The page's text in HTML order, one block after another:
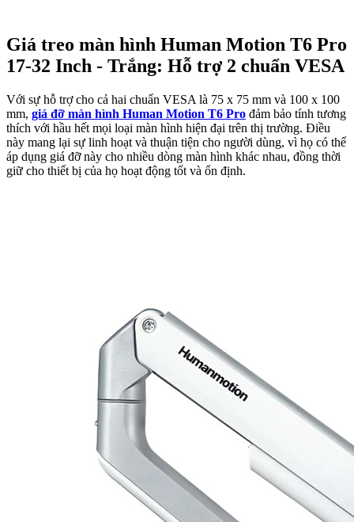
Giá treo màn hình Human Motion T6 Pro
17-32 Inch - Trắng: Hỗ trợ 2 chuẩn VESA
Với sự hỗ trợ cho cả hai chuẩn VESA là 75 x 75 mm và 100 x 100
mm, giá đỡ màn hình Human Motion T6 Pro đảm bảo tính tương
thích với hầu hết mọi loại màn hình hiện đại trên thị trường. Điều
này mang lại sự linh hoạt và thuận tiện cho người dùng, vì họ có thể
áp dụng giá đỡ này cho nhiều dòng màn hình khác nhau, đồng thời
giữ cho thiết bị của họ hoạt động tốt và ổn định.